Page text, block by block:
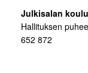
Julkisalan
Hallituksen
652 872